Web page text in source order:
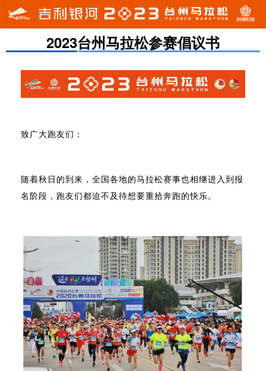
2023台州马拉松参赛倡议书
致广大跑友们：
随着秋日的到来，全国各地的马拉松赛事也相继进入到报
名阶段，跑友们都迫不及待想要重拾奔跑的快乐。